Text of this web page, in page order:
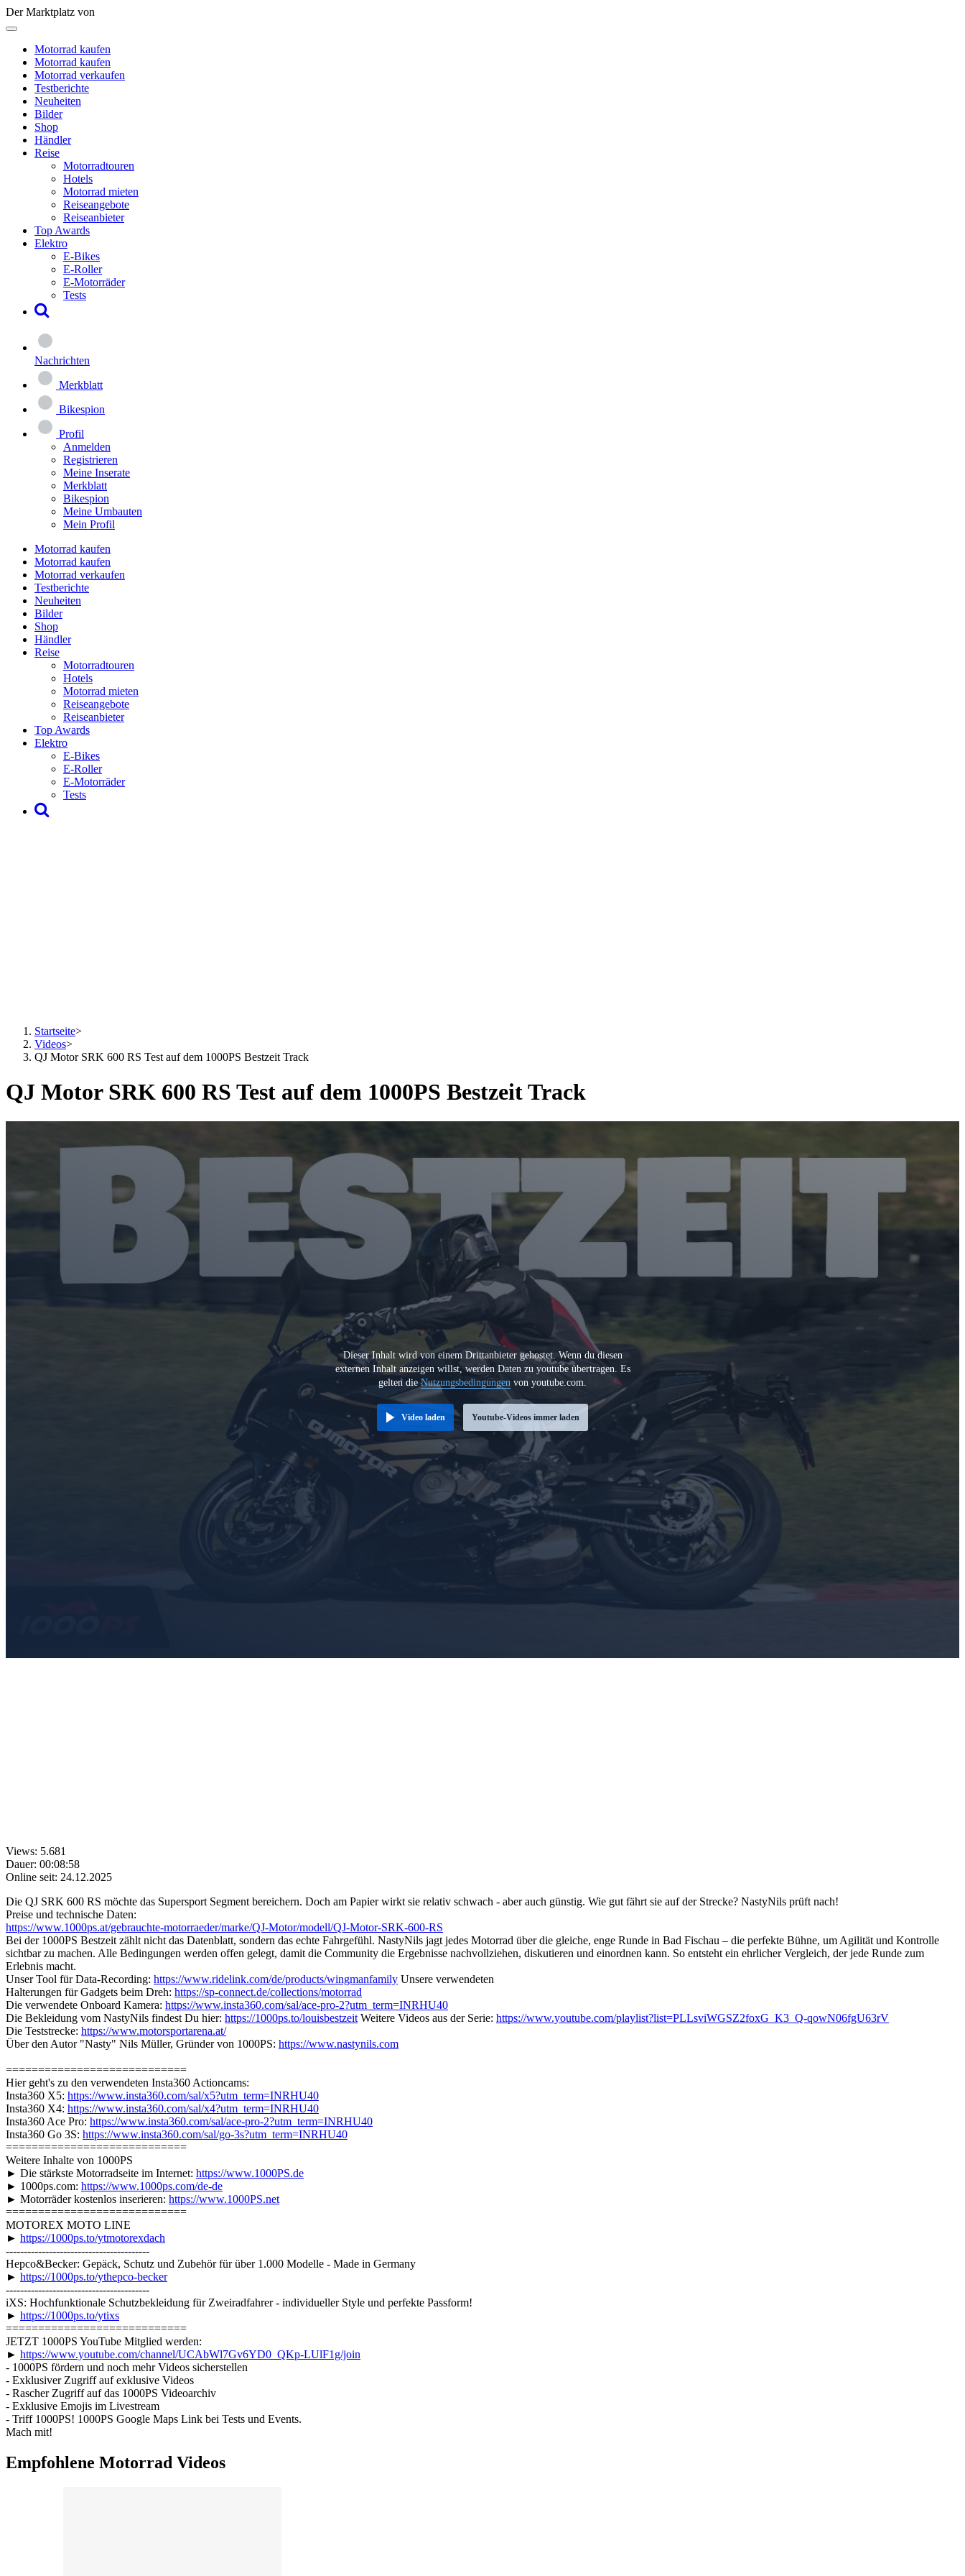
Der Marktplatz von
Motorrad kaufen
Motorrad kaufen
Motorrad verkaufen
Testberichte
Neuheiten
Bilder
Shop
Händler
Reise
Motorradtouren
Hotels
Motorrad mieten
Reiseangebote
Reiseanbieter
Top Awards
Elektro
E-Bikes
E-Roller
E-Motorräder
Tests
Nachrichten
Merkblatt
Bikespion
Profil
Anmelden
Registrieren
Meine Inserate
Merkblatt
Bikespion
Meine Umbauten
Mein Profil
Motorrad kaufen
Motorrad kaufen
Motorrad verkaufen
Testberichte
Neuheiten
Bilder
Shop
Händler
Reise
Motorradtouren
Hotels
Motorrad mieten
Reiseangebote
Reiseanbieter
Top Awards
Elektro
E-Bikes
E-Roller
E-Motorräder
Tests
Startseite>
Videos>
QJ Motor SRK 600 RS Test auf dem 1000PS Bestzeit Track
QJ Motor SRK 600 RS Test auf dem 1000PS Bestzeit Track
Dieser Inhalt wird von einem Drittanbieter gehostet. Wenn du diesen
externen Inhalt anzeigen willst, werden Daten zu youtube übertragen. Es
gelten dieNutzungsbedingungen von youtube.com.
Video laden Youtube-Videos immer laden
Views: 5.681
Dauer: 00:08:58
Online seit: 24.12.2025
Die QJ SRK 600 RS möchte das Supersport Segment bereichern. Doch am Papier wirkt sie relativ schwach - aber auch günstig. Wie gut fährt sie auf der Strecke? NastyNils prüft nach!
Preise und technische Daten:
https://www.1000ps.at/gebrauchte-motorraeder/marke/QJ-Motor/modell/QJ-Motor-SRK-600-RS
Bei der 1000PS Bestzeit zählt nicht das Datenblatt, sondern das echte Fahrgefühl. NastyNils jagt jedes Motorrad über die gleiche, enge Runde in Bad Fischau – die perfekte Bühne, um Agilität und Kontrolle
sichtbar zu machen. Alle Bedingungen werden offen gelegt, damit die Community die Ergebnisse nachvollziehen, diskutieren und einordnen kann. So entsteht ein ehrlicher Vergleich, der jede Runde zum
Erlebnis macht.
Unser Tool für Data-Recording: https://www.ridelink.com/de/products/wingmanfamily Unsere verwendeten
Halterungen für Gadgets beim Dreh: https://sp-connect.de/collections/motorrad
Die verwendete Onboard Kamera: https://www.insta360.com/sal/ace-pro-2?utm_term=INRHU40
Die Bekleidung vom NastyNils findest Du hier: https://1000ps.to/louisbestzeit Weitere Videos aus der Serie: https://www.youtube.com/playlist?list=PLLsviWGSZ2foxG_K3_Q-qowN06fgU63rV
Die Teststrecke: https://www.motorsportarena.at/
Über den Autor "Nasty" Nils Müller, Gründer von 1000PS: https://www.nastynils.com
============================
Hier geht's zu den verwendeten Insta360 Actioncams:
Insta360 X5: https://www.insta360.com/sal/x5?utm_term=INRHU40
Insta360 X4: https://www.insta360.com/sal/x4?utm_term=INRHU40
Insta360 Ace Pro: https://www.insta360.com/sal/ace-pro-2?utm_term=INRHU40
Insta360 Go 3S: https://www.insta360.com/sal/go-3s?utm_term=INRHU40
============================
Weitere Inhalte von 1000PS
► Die stärkste Motorradseite im Internet: https://www.1000PS.de
► 1000ps.com: https://www.1000ps.com/de-de
► Motorräder kostenlos inserieren: https://www.1000PS.net
============================
MOTOREX MOTO LINE
► https://1000ps.to/ytmotorexdach
----------------------------------------
Hepco&Becker: Gepäck, Schutz und Zubehör für über 1.000 Modelle - Made in Germany
► https://1000ps.to/ythepco-becker
----------------------------------------
iXS: Hochfunktionale Schutzbekleidung für Zweiradfahrer - individueller Style und perfekte Passform!
► https://1000ps.to/ytixs
============================
JETZT 1000PS YouTube Mitglied werden:
► https://www.youtube.com/channel/UCAbWl7Gv6YD0_QKp-LUlF1g/join
- 1000PS fördern und noch mehr Videos sicherstellen
- Exklusiver Zugriff auf exklusive Videos
- Rascher Zugriff auf das 1000PS Videoarchiv
- Exklusive Emojis im Livestream
- Triff 1000PS! 1000PS Google Maps Link bei Tests und Events.
Mach mit!
Empfohlene Motorrad Videos